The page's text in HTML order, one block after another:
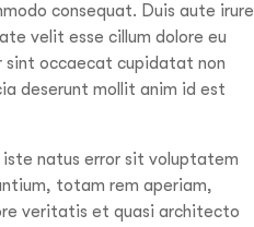
consequat. Duis aute irure
velit esse cillum dolore eu
sint occaecat cupidatat non
deserunt mollit anim id est
natus error sit voluptatem
totam rem aperiam,
veritatis et quasi architecto